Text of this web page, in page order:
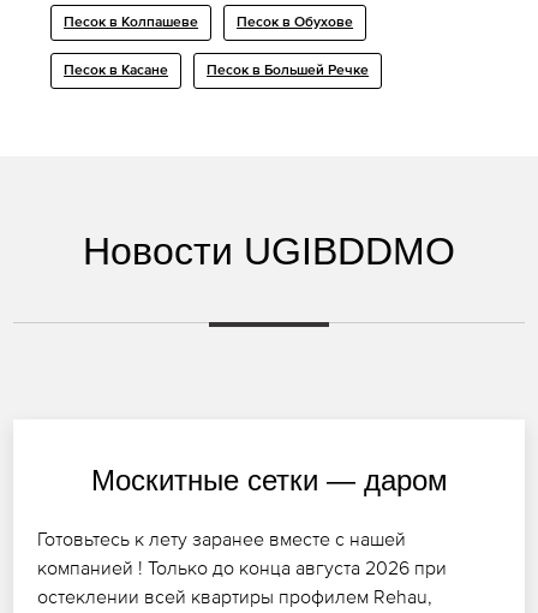
Песок в Колпашеве Песок в Обухове
Песок в Касане Песок в Большей Речке
Новости UGIBDDMO
Москитные сетки — даром
Готовьтесь к лету заранее вместе с нашей
компанией ! Только до конца августа 2026 при
остеклении всей квартиры профилем Rehau,